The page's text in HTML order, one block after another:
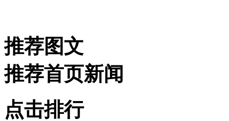
推荐图文
推荐首页新闻
点击排行